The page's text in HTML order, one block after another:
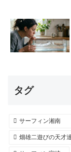
タグ
サーフィン湘南
畑雄二遊びの天才